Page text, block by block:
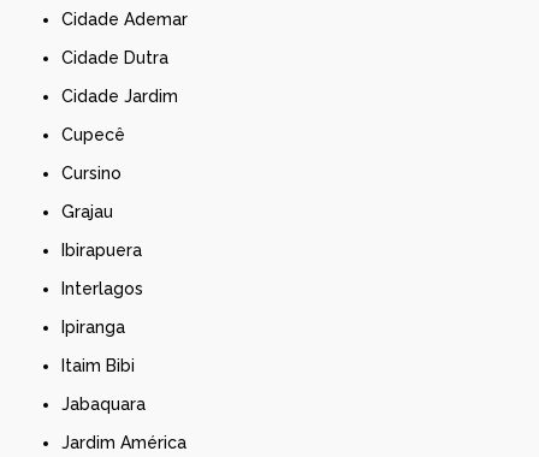
Cidade Ademar
Cidade Dutra
Cidade Jardim
Cupecê
Cursino
Grajau
Ibirapuera
Interlagos
Ipiranga
Itaim Bibi
Jabaquara
Jardim América